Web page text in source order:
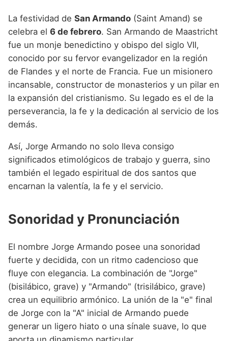
La festividad de San Armando (Saint Amand) se
celebra el 6 de febrero. San Armando de Maastricht
fue un monje benedictino y obispo del siglo VII,
conocido por su fervor evangelizador en la región
de Flandes y el norte de Francia. Fue un misionero
incansable, constructor de monasterios y un pilar en
la expansión del cristianismo. Su legado es el de la
perseverancia, la fe y la dedicación al servicio de los
demás.
Así, Jorge Armando no solo lleva consigo
significados etimológicos de trabajo y guerra, sino
también el legado espiritual de dos santos que
encarnan la valentía, la fe y el servicio.
Sonoridad y Pronunciación
El nombre Jorge Armando posee una sonoridad
fuerte y decidida, con un ritmo cadencioso que
fluye con elegancia. La combinación de "Jorge"
(bisilábico, grave) y "Armando" (trisilábico, grave)
crea un equilibrio armónico. La unión de la "e" final
de Jorge con la "A" inicial de Armando puede
generar un ligero hiato o una sínale suave, lo que